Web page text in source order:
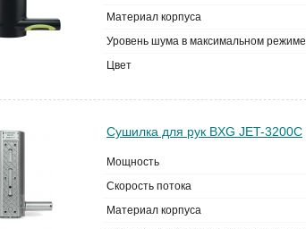
Материал корпуса
Уровень шума в максимальном режиме
Цвет
Сушилка для рук BXG JET-3200C
Мощность
Скорость потока
Материал корпуса